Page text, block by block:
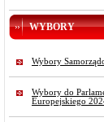
WYBORY
Wybory
Wybory do
Europejskiego